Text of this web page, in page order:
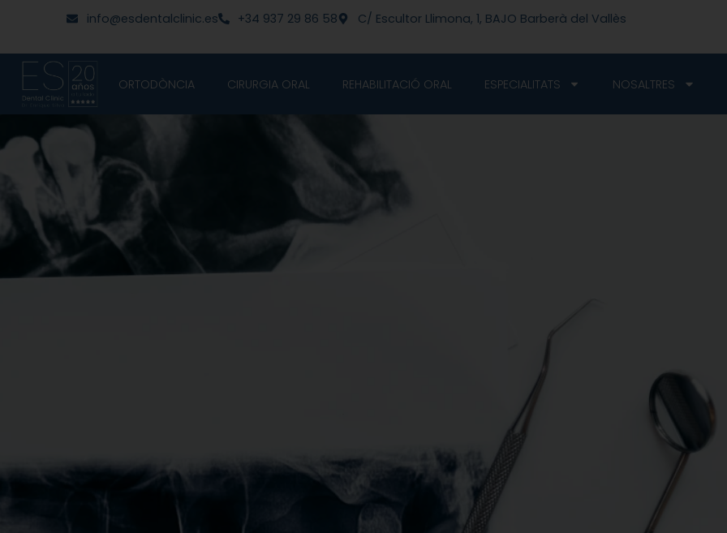
contingut
info@esdentalclinic.es +34 937 29 86 58 C/ Escultor Llimona, 1, BAJO Barberà del Vallès
ORTODÒNCIA CIRURGIA ORAL REHABILITACIÓ ORAL ESPECIALITATS NOSALTRES